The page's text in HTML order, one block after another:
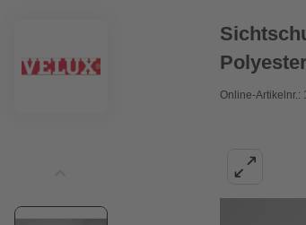
Polyester
Online-Artikelnr.: